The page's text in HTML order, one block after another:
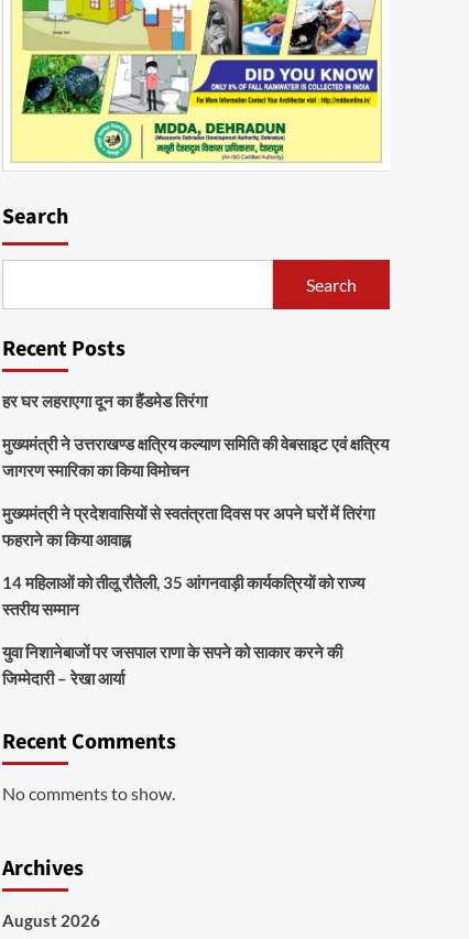
Search
Search
Recent Posts
हर घर लहराएगा दून का हैंडमेड तिरंगा
मुख्यमंत्री ने उत्तराखण्ड क्षत्रिय कल्याण समिति की वेबसाइट एवं क्षत्रिय
जागरण स्मारिका का किया विमोचन
मुख्यमंत्री ने प्रदेशवासियों से स्वतंत्रता दिवस पर अपने घरों में तिरंगा
फहराने का किया आवाह्न
14 महिलाओं को तीलू रौतेली, 35 आंगनवाड़ी कार्यकत्रियों को राज्य
स्तरीय सम्मान
युवा निशानेबाजों पर जसपाल राणा के सपने को साकार करने की
जिम्मेदारी – रेखा आर्या
Recent Comments
No comments to show.
Archives
August 2026